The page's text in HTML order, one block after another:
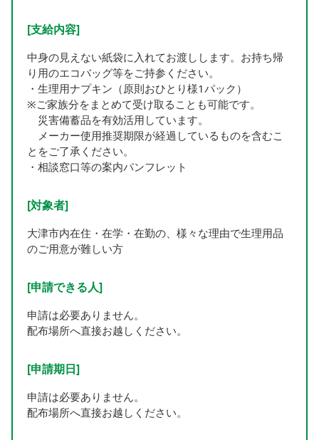
[支給内容]
中身の見えない紙袋に入れてお渡しします。お持ち帰
り用のエコバッグ等をご持参ください。
・生理用ナプキン（原則おひとり様1パック）
※ご家族分をまとめて受け取ることも可能です。
災害備蓄品を有効活用しています。
メーカー使用推奨期限が経過しているものを含むこ
とをご了承ください。
・相談窓口等の案内パンフレット
[対象者]
大津市内在住・在学・在勤の、様々な理由で生理用品
のご用意が難しい方
[申請できる人]
申請は必要ありません。
配布場所へ直接お越しください。
[申請期日]
申請は必要ありません。
配布場所へ直接お越しください。